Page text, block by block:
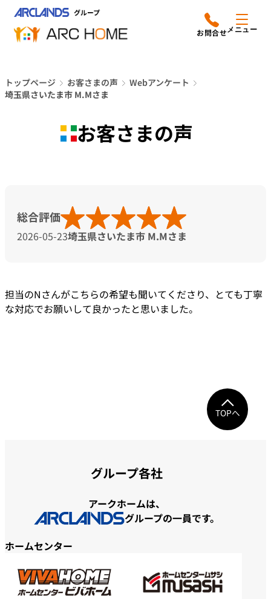
ッ
プ
アークホームについて
施工事例
オーナー向け会員サービス
よくあるご質問
メニュー
営業時間は
平日9時から18時までと
電話をかける
トップページ お客さまの声
Webアンケート
埼玉県さいたま市 M.Mさま
お客さまの声
総合評価
2026-05-23埼玉県さいたま市 M.Mさま
担当のNさんがこちらの希望も聞いてくださり、とても丁寧
な対応でお願いして良かったと思いました。
TOPへ
グループ各社
アークホームは、
グループの一員です。
ホームセンター